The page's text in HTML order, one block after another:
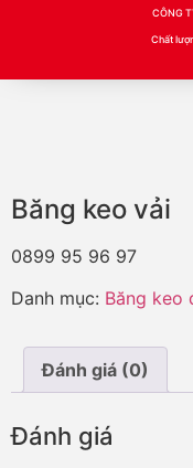
CÔNG
Chất
Băng keo vải
0899 95 96 97
Danh mục: Băng keo
Đánh giá (0)
Đánh giá